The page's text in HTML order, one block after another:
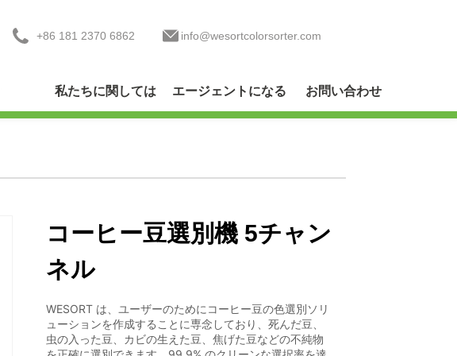
+86 181 2370 6862 info@wesortcolorsorter.com
私たちに関しては エージェントになる お問い合わせ
コーヒー豆選別機 5チャン
ネル